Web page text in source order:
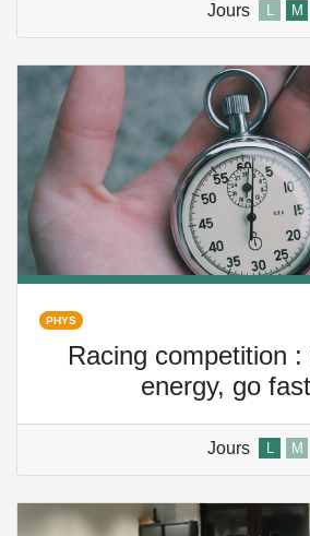
Jours L M
PHYS
Racing competition
energy, go
Jours L M